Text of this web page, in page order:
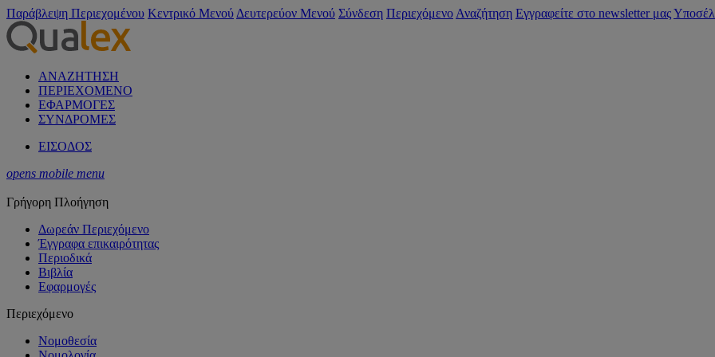
Παράβλεψη Περιεχομένου Κεντρικό Μενού Δευτερεύον Μενού Σύνδεση Περιεχόμενο Αναζήτηση Εγγραφείτε στο newsletter μας
ΑΝΑΖΗΤΗΣΗ
ΠΕΡΙΕΧΟΜΕΝΟ
ΕΦΑΡΜΟΓΕΣ
ΣΥΝΔΡΟΜΕΣ
ΕΙΣΟΔΟΣ
opens mobile menu
Γρήγορη Πλοήγηση
Δωρεάν Περιεχόμενο
Έγγραφα επικαιρότητας
Περιοδικά
Βιβλία
Εφαρμογές
Περιεχόμενο
Νομοθεσία